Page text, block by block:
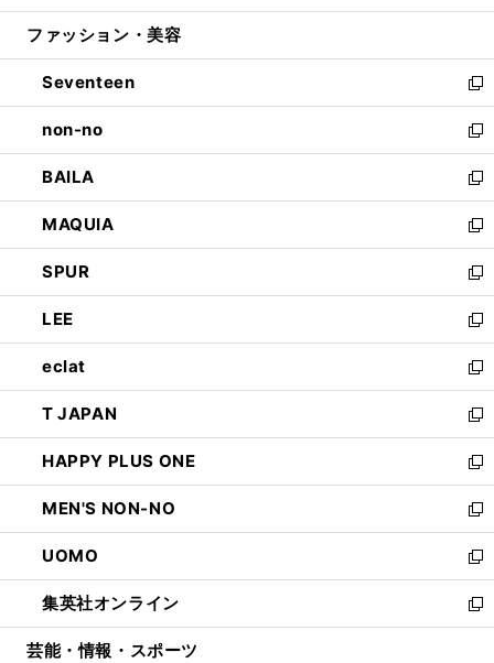
開
ウ
開
く
ン
ウ
で
開
く
ウ
ン
ド
ウ
で
開
く
ファッション・美容
Seventeen
新
し
い
ウ
ィ
ン
ド
ウ
で
開
く
non-no
新
し
い
ウ
ィ
ン
ド
ウ
で
開
く
BAILA
新
し
い
ウ
ィ
ン
ド
ウ
で
開
く
MAQUIA
新
し
い
ウ
ィ
ン
ド
ウ
で
開
く
SPUR
新
し
い
ウ
ィ
ン
ド
ウ
で
開
く
LEE
新
し
い
ウ
ィ
ン
ド
ウ
で
開
く
eclat
新
し
い
ウ
ィ
ン
ド
ウ
で
開
く
T JAPAN
新
し
い
ウ
ィ
ン
ド
ウ
で
開
HAPPY PLUS ONE
新
し
い
ウ
ィ
ン
ド
ウ
MEN'S NON-NO
新
し
い
ウ
ィ
ン
UOMO
新
し
い
ウ
集英社オンライン
新
し
芸能・情報・スポーツ